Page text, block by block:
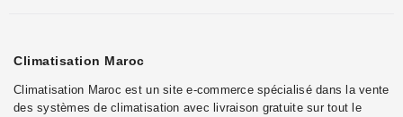
Climatisation Maroc
Climatisation Maroc est un site e-commerce spécialisé dans la vente
des systèmes de climatisation avec livraison gratuite sur tout le